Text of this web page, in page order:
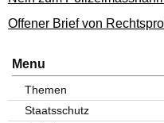
Offener Brief von
Menu
Themen
Staatsschutz